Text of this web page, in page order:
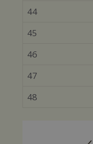
44
45
46
47
48